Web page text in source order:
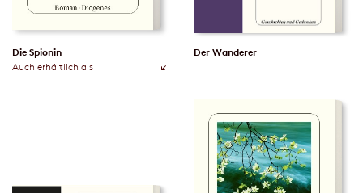
Die Spionin
Auch erhältlich als
Der Wanderer